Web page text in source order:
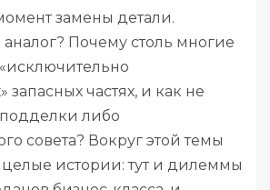
замены детали.
Почему столь многие
запасных частях, и как не
подделки либо
совета? Вокруг этой темы
истории: тут и дилеммы